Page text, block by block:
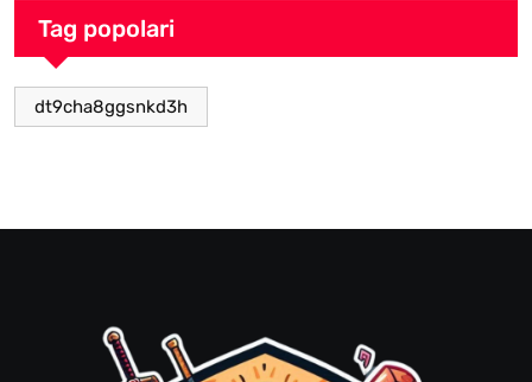
Tag popolari
dt9cha8ggsnkd3h